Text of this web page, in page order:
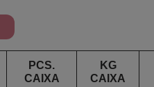
PCS.
CAIXA
KG
CAIXA